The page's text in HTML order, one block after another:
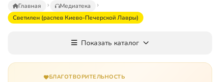
Главная
Медиатека
Светилен (распев Киево-Печерской Лавры)
Показать каталог
БЛАГОТВОРИТЕЛЬНОСТЬ